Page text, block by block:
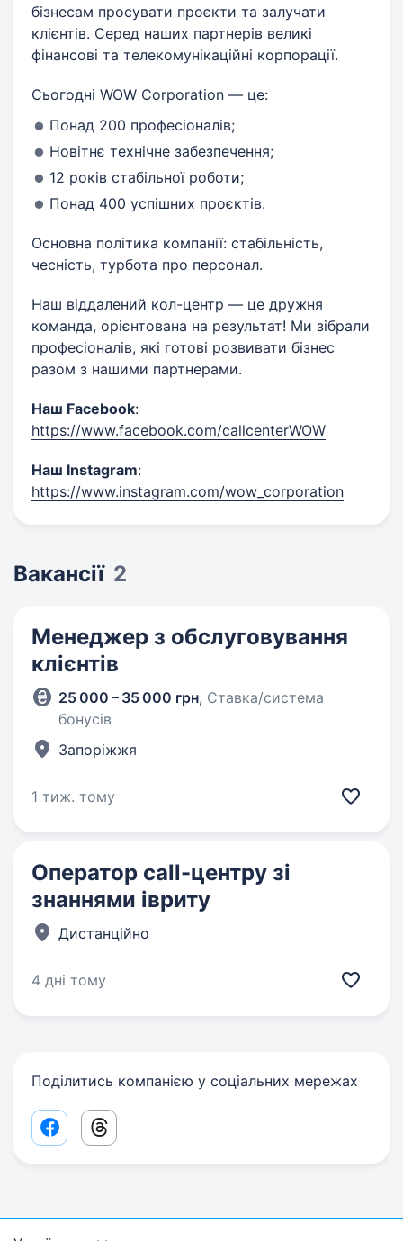
бізнесам просувати проєкти та залучати
клієнтів. Серед наших партнерів великі
фінансові та телекомунікаційні корпорації.
Сьогодні WOW Corporation — це:
Понад 200 професіоналів;
Новітнє технічне забезпечення;
12 років стабільної роботи;
Понад 400 успішних проєктів.
Основна політика компанії: стабільність,
чесність, турбота про персонал.
Наш віддалений кол-центр — це дружня
команда, орієнтована на результат! Ми зібрали
професіоналів, які готові розвивати бізнес
разом з нашими партнерами.
Наш Facebook:
https://www.facebook.com/callcenterWOW
Наш Instagram:
https://www.instagram.com/wow_corporation
Вакансії 2
Менеджер з обслуговування
клієнтів
25 000 – 35 000 грн, Ставка/система
бонусів
Запоріжжя
1 тиж. тому
Оператор call-центру зі
знаннями івриту
Дистанційно
4 дні тому
Поділитись компанією у соціальних мережах
Facebook share link
Threads share link